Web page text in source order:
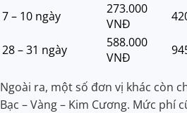
7 – 10 ngày
273.000
VNĐ
28 – 31 ngày
588.000
VNĐ
Ngoài ra, một số đơn vị khác còn
Bạc – Vàng – Kim Cương. Mức phí